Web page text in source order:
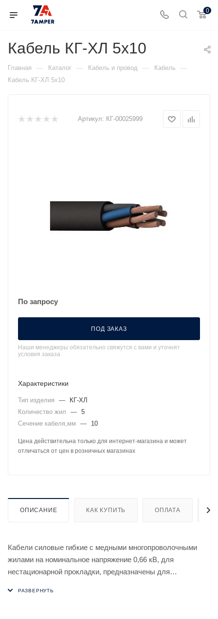
0
Кабель КГ-ХЛ 5х10
Главная — Каталог — Кабель и провод — Кабель —
Кабель КГ-ХЛ 5х10
Артикул: КГ-00025999
По запросу
ПОД ЗАКАЗ
Наши менеджеры обязательно свяжутся с вами и уточнят
условия заказа
Характеристики
Тип изделия —
КГ-ХЛ
Количество жил
— 5
Сечение кабеля,мм
— 10
Цена действительна только для интернет-магазина и может
отличаться от цен в розничных магазинах
ОПИСАНИЕ КАК КУПИТЬ ОПЛАТА
Кабели силовые гибкие с медными многопроволочными
жилами на номинальное напряжение 0,66 кВ, для
нестационарной прокладки, предназначены для